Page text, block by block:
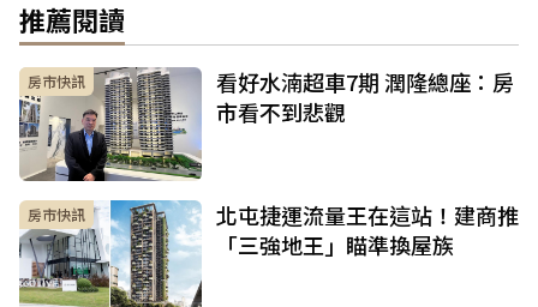
推薦閱讀
房市快訊
看好水湳超車7期 潤隆總座：房
市看不到悲觀
房市快訊
北屯捷運流量王在這站！建商推
「三強地王」瞄準換屋族